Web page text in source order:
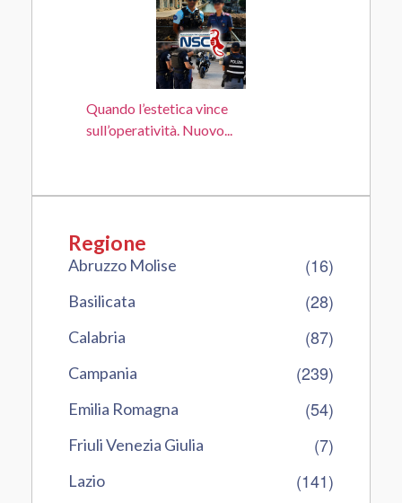
Quando l’estetica vince
sull’operatività. Nuovo...
Regione
Abruzzo Molise (16)
Basilicata (28)
Calabria (87)
Campania (239)
Emilia Romagna (54)
Friuli Venezia Giulia (7)
Lazio (141)